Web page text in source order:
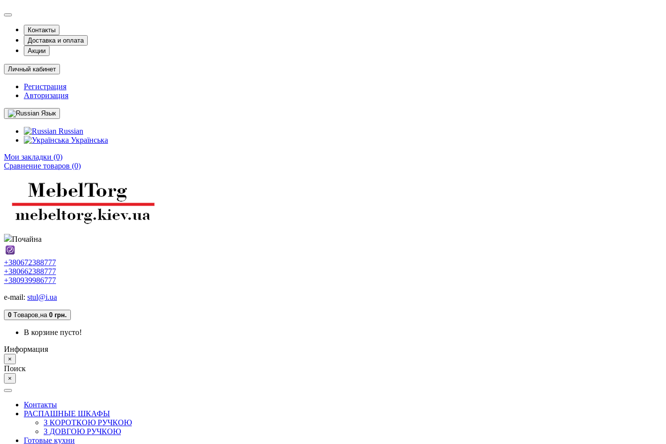
Контакты
Доставка и оплата
Акции
Личный кабинет
Регистрация
Авторизация
Язык
Russian
Українська
Мои закладки (0)
Сравнение товаров (0)
Почайна
+380672388777
+380662388777
+380939986777
e-mail: stul@i.ua
0 Tоваров,на 0 грн.
В корзине пусто!
Информация
×
Поиск
×
Контакты
РАСПАШНЫЕ ШКАФЫ
З КОРОТКОЮ РУЧКОЮ
З ДОВГОЮ РУЧКОЮ
Готовые кухни